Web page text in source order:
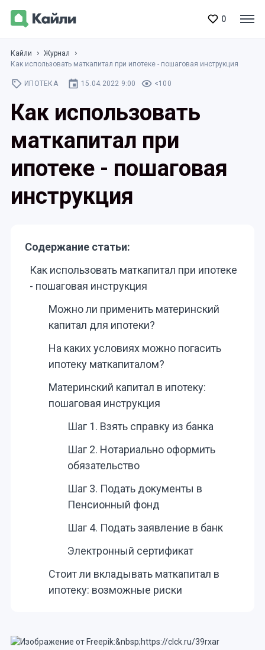
0
Кайли
Журнал
Как использовать маткапитал при ипотеке - пошаговая инструкция
ИПОТЕКА 15.04.2022 9:00 <100
Как использовать
маткапитал при
ипотеке - пошаговая
инструкция
Содержание статьи:
Как использовать маткапитал при ипотеке
- пошаговая инструкция
Можно ли применить материнский
капитал для ипотеки?
На каких условиях можно погасить
ипотеку маткапиталом?
Материнский капитал в ипотеку:
пошаговая инструкция
Шаг 1. Взять справку из банка
Шаг 2. Нотариально оформить
обязательство
Шаг 3. Подать документы в
Пенсионный фонд
Шаг 4. Подать заявление в банк
Электронный сертификат
Стоит ли вкладывать маткапитал в
ипотеку: возможные риски